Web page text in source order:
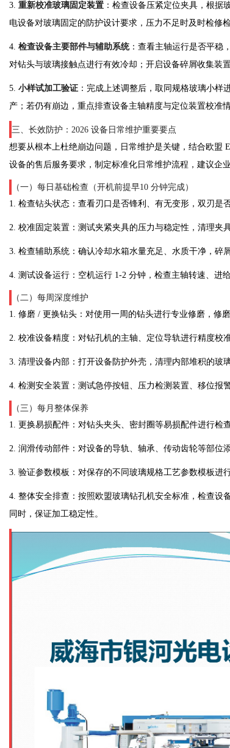
3. 重新校准玻璃固定装置 ：检查设备压紧定位夹具，根据
电设备对玻璃固定的防护设计要求，压力不足时及时检修
4. 检查设备主要部件与辅助系统：查看主轴运行是否平稳
对钻头与玻璃接触点进行有效冷却；开启设备碎屑收集装
5. 小样试加工验证 ：完成上述调整后，取同规格玻璃小
产；若仍有崩边，重点排查设备主轴精度与定位装置校准情
三、长效防护：2026 设备日常维护重要要点
想要从根本上杜绝崩边问题，日常维护是关键，结合欧盟
设备的售后服务要求，制定标准化日常维护流程，建议企
（一）每日基础检查（开机前提早10 分钟完成）
1. 检查钻头状态：查看刃口是否锋利、有无变形，双刃是
2. 校准固定装置：测试夹紧夹具的压力与稳定性，清理夹
3. 检查辅助系统：确认冷却水箱水量充足、水质干净，碎
4. 测试设备运行：空机运行 1-2 分钟，检查主轴转速、进
（二）每周深度维护
1. 修磨 / 更换钻头：对使用一周的钻头进行专业修磨，修
2. 校准设备精度：对钻孔机的主轴、定位导轨进行精度校
3. 清理设备内部：打开设备防护外壳，清理内部堆积的玻
4. 检测安全装置：测试急停按钮、压力检测装置、移位报
（三）每月整体保养
1. 更换易损配件：对钻头夹头、密封圈等易损配件进行检
2. 润滑传动部件：对设备的导轨、轴承、传动齿轮等部位
3. 验证参数模板：对保存的不同玻璃规格工艺参数模板进
4. 整体安全排查：按照欧盟玻璃钻孔机安全标准，检查设
同时，保证加工稳定性。